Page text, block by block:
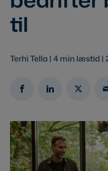
til
Terhi Tella | 4min læstid |